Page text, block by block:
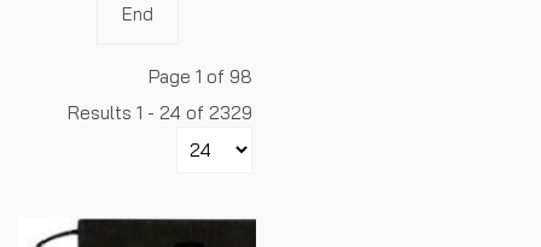
End
Page 1 of 98
Results 1 - 24 of 2329